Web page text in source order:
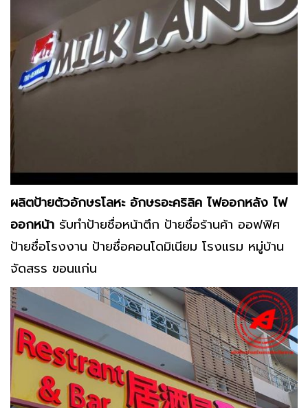
ผลิตป้ายตัวอักษรโลหะ อักษรอะคริลิค ไฟออกหลัง ไฟ
ออกหน้า รับทำป้ายชื่อหน้าตึก ป้ายชื่อร้านค้า ออฟฟิศ
ป้ายชื่อโรงงาน ป้ายชื่อคอนโดมิเนียม โรงแรม หมู่บ้าน
จัดสรร ขอนแก่น